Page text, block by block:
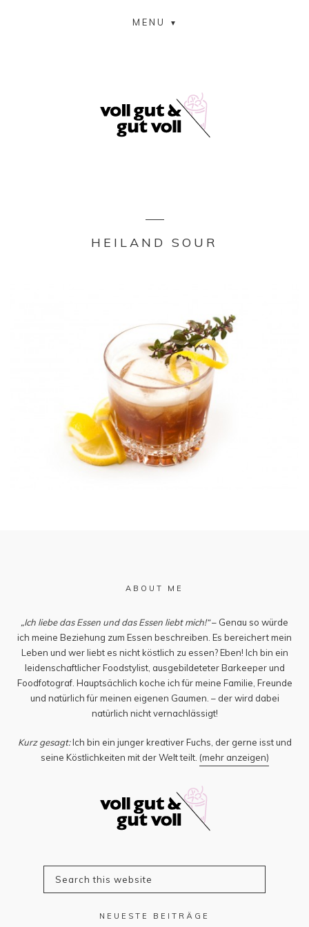
MENU
HEILAND SOUR
ABOUT ME
„Ich liebe das Essen und das Essen liebt mich!“– Genau so würde
ich meine Beziehung zum Essen beschreiben. Es bereichert mein
Leben und wer liebt es nicht köstlich zu essen? Eben! Ich bin ein
leidenschaftlicher Foodstylist, ausgebildeteter Barkeeper und
Foodfotograf. Hauptsächlich koche ich für meine Familie, Freunde
und natürlich für meinen eigenen Gaumen. – der wird dabei
natürlich nicht vernachlässigt!
Kurz gesagt:Ich bin ein junger kreativer Fuchs, der gerne isst und
seine Köstlichkeiten mit der Welt teilt. (mehr anzeigen)
NEUESTE BEITRÄGE